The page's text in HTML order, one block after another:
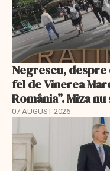
Negrescu, despre
fel de Vinerea
România”. Miza
07 AUGUST 2026